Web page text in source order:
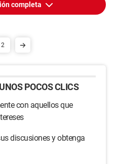
completa
2
POCOS CLICS
con aquellos que
discusiones y obtenga